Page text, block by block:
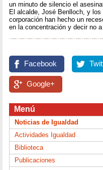
un minuto de silencio el
El alcalde, José Benlloch, y
corporación han hecho un
en la concentración y decir no
Facebook
Google+
Menú
Noticias de Igualdad
Actividades Igualdad
Biblioteca
Publicaciones